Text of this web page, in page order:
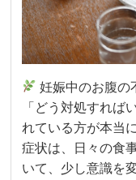
妊娠中のお腹の
「どう対処すれば
れている方が本当
症状は、日々の食
いて、少し意識を